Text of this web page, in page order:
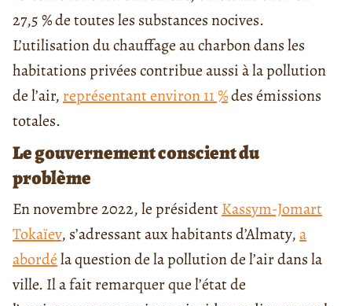
27,5 % de toutes les substances nocives.
L’utilisation du chauffage au charbon dans les
habitations privées contribue aussi à la pollution
de l’air, représentant environ 11 %des émissions
totales.
Le gouvernement conscient du
problème
En novembre 2022, le présidentKassym-Jomart
Tokaïev, s’adressant aux habitants d’Almaty,a
abordéla question de la pollution de l’air dans la
ville. Il a fait remarquer que l’état de